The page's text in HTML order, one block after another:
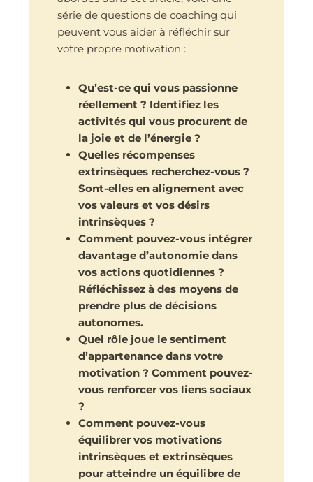
série de questions de coaching qui
peuvent vous aider à réfléchir sur
votre propre motivation :
Qu’est-ce qui vous passionne
réellement ? Identifiez les
activités qui vous procurent de
la joie et de l’énergie ?
Quelles récompenses
extrinsèques recherchez-vous ?
Sont-elles en alignement avec
vos valeurs et vos désirs
intrinsèques ?
Comment pouvez-vous intégrer
davantage d’autonomie dans
vos actions quotidiennes ?
Réfléchissez à des moyens de
prendre plus de décisions
autonomes.
Quel rôle joue le sentiment
d’appartenance dans votre
motivation ? Comment pouvez-
vous renforcer vos liens sociaux
?
Comment pouvez-vous
équilibrer vos motivations
intrinsèques et extrinsèques
pour atteindre un équilibre de